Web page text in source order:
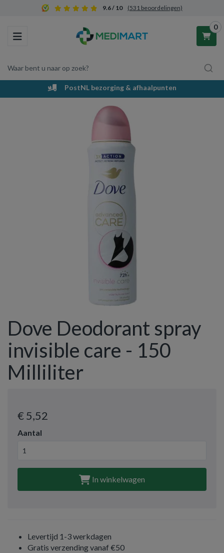
9.6 / 10 (531 beoordelingen)
Toggle navigation
Waar bent u naar op zoek?
0
Winkelwagen
Uw winkelwagen is leeg.
Vul hem met producten.
PostNL bezorging & afhaalpunten
Dove Deodorant spray
invisible care - 150
Milliliter
€ 5,52
Aantal
In winkelwagen
Levertijd 1-3 werkdagen
Gratis verzending vanaf €50